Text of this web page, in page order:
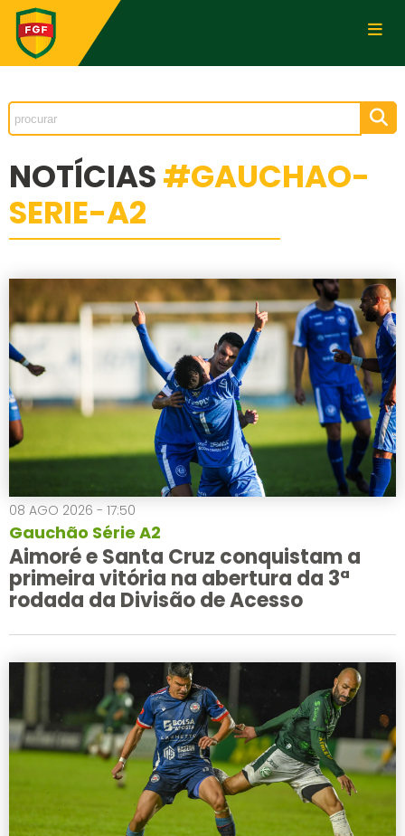
NOTÍCIAS#GAUCHAO-
SERIE-A2
08 AGO 2026 - 17:50
Gauchão Série A2
Aimoré e Santa Cruz conquistam a
primeira vitória na abertura da 3ª
rodada da Divisão de Acesso